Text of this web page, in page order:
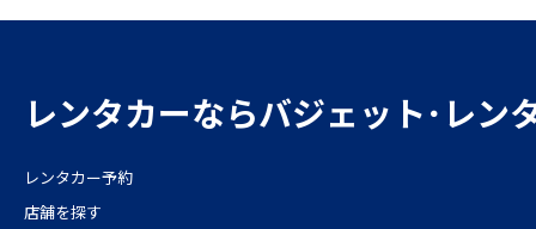
レンタカーならバジェット･レン
レンタカー予約
店舗を探す